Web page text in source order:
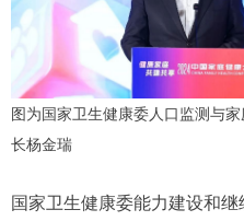
图为国家卫生健康委人口监测与家
长杨金瑞
国家卫生健康委能力建设和继